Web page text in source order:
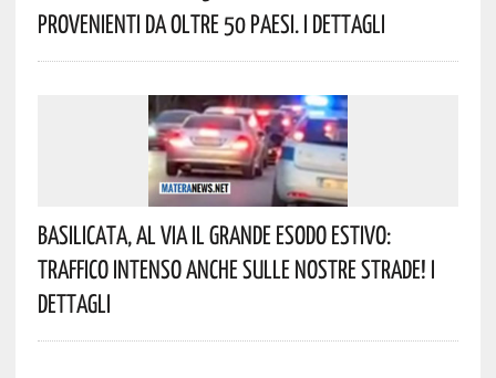
Provenienti Da Oltre 50 Paesi. I Dettagli
Basilicata, Al Via Il Grande Esodo Estivo:
Traffico Intenso Anche Sulle Nostre Strade! I
Dettagli